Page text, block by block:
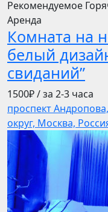
Рекомендуемое
Аренда
Комната на
белый
свиданий”
1500₽/ за 2-3 часа
проспект
округ, Москва,